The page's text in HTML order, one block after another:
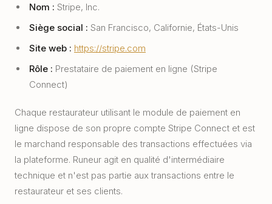
Nom : Stripe, Inc.
Siège social : San Francisco, Californie, États-Unis
Site web : https://stripe.com
Rôle : Prestataire de paiement en ligne (Stripe
Connect)
Chaque restaurateur utilisant le module de paiement en
ligne dispose de son propre compte Stripe Connect et est
le marchand responsable des transactions effectuées via
la plateforme. Runeur agit en qualité d'intermédiaire
technique et n'est pas partie aux transactions entre le
restaurateur et ses clients.